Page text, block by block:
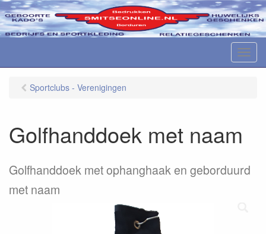
M
e
Sportclubs - Verenigingen
Golfhanddoek met naam
Golfhanddoek met ophanghaak en geborduurd
met naam